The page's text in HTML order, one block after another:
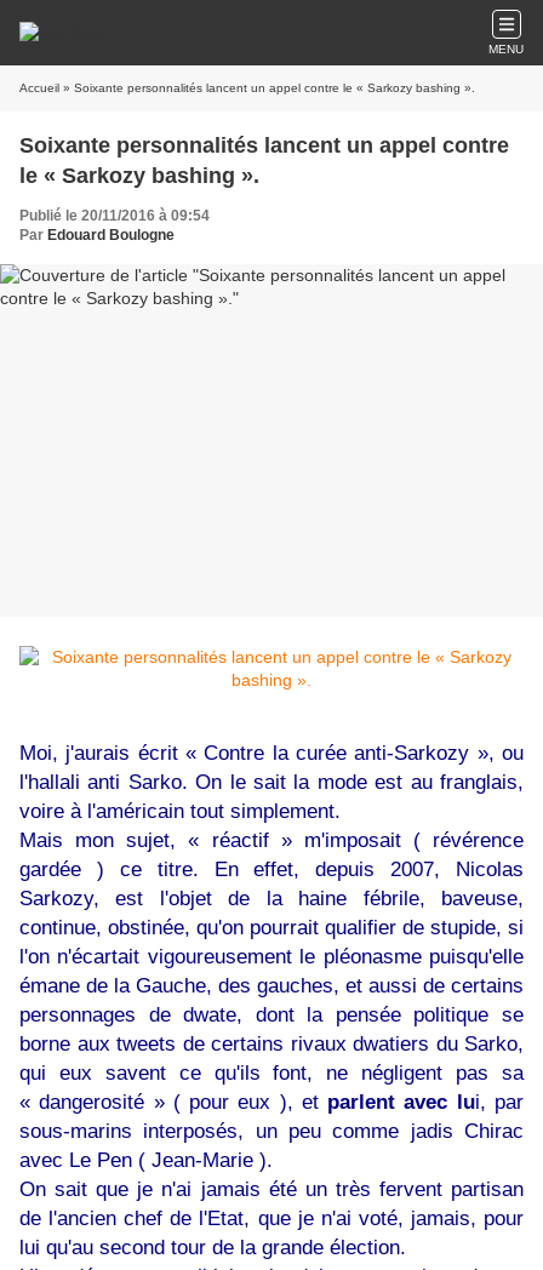
MENU
Accueil » Soixante personnalités lancent un appel contre le « Sarkozy bashing ».
Soixante personnalités lancent un appel contre
le « Sarkozy bashing ».
Publié le 20/11/2016 à 09:54
Par Edouard Boulogne
Moi, j'aurais écrit « Contre la curée anti-Sarkozy », ou
l'hallali anti Sarko. On le sait la mode est au franglais,
voire à l'américain tout simplement.
Mais mon sujet, « réactif » m'imposait ( révérence
gardée ) ce titre. En effet, depuis 2007, Nicolas
Sarkozy, est l'objet de la haine fébrile, baveuse,
continue, obstinée, qu'on pourrait qualifier de stupide, si
l'on n'écartait vigoureusement le pléonasme puisqu'elle
émane de la Gauche, des gauches, et aussi de certains
personnages de dwate, dont la pensée politique se
borne aux tweets de certains rivaux dwatiers du Sarko,
qui eux savent ce qu'ils font, ne négligent pas sa
« dangerosité » ( pour eux ), et parlent avec lui, par
sous-marins interposés, un peu comme jadis Chirac
avec Le Pen ( Jean-Marie ).
On sait que je n'ai jamais été un très fervent partisan
de l'ancien chef de l'Etat, que je n'ai voté, jamais, pour
lui qu'au second tour de la grande élection.